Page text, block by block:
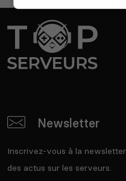
Newsletter
Inscrivez-vous à la
des actus sur les serveurs.